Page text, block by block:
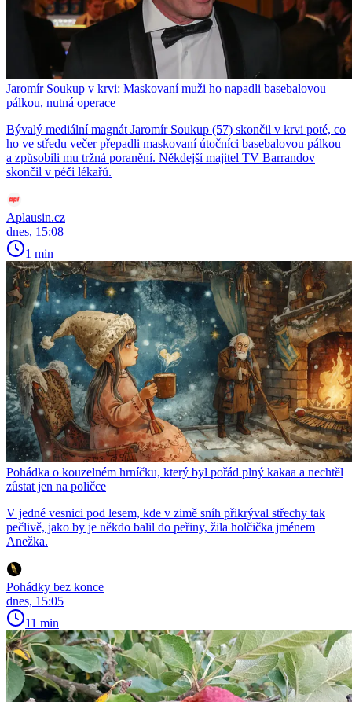
Jaromír Soukup v krvi: Maskovaní muži ho napadli basebalovou
pálkou, nutná operace
Bývalý mediální magnát Jaromír Soukup (57) skončil v krvi poté, co
ho ve středu večer přepadli maskovaní útočníci basebalovou pálkou
a způsobili mu tržná poranění. Někdejší majitel TV Barrandov
skončil v péči lékařů.
Aplausin.cz
dnes, 15:08
1 min
Pohádka o kouzelném hrníčku, který byl pořád plný kakaa a nechtěl
zůstat jen na poličce
V jedné vesnici pod lesem, kde v zimě sníh přikrýval střechy tak
pečlivě, jako by je někdo balil do peřiny, žila holčička jménem
Anežka.
Pohádky bez konce
dnes, 15:05
11 min